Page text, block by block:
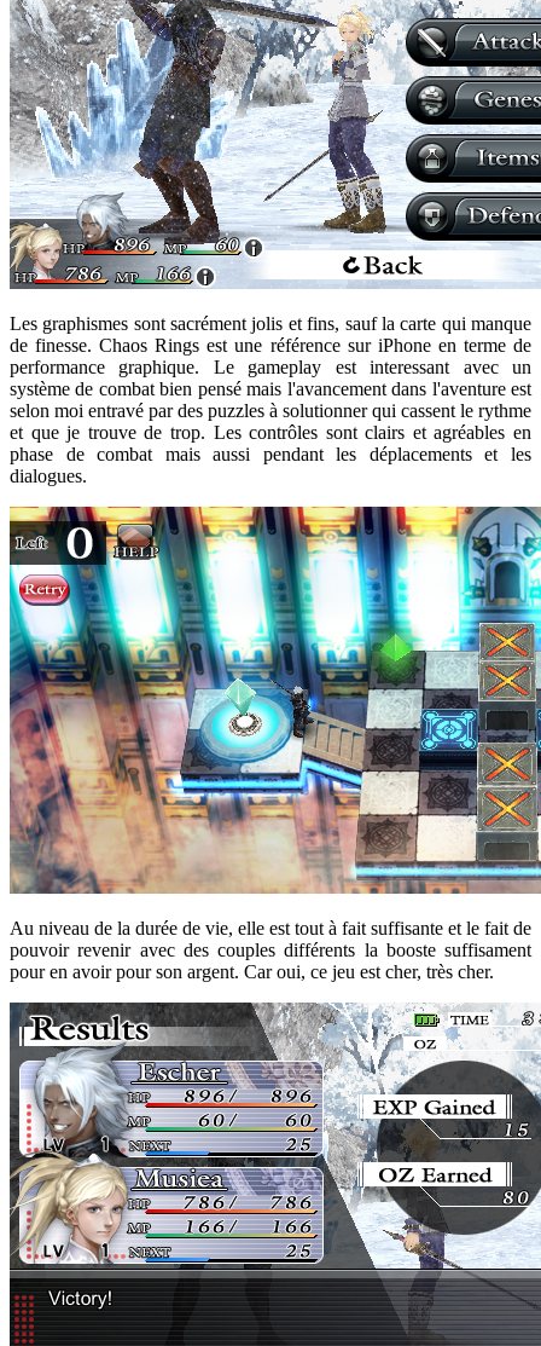
Les graphismes sont sacrément jolis et fins, sauf la carte qui manque
de finesse. Chaos Rings est une référence sur iPhone en terme de
performance graphique. Le gameplay est interessant avec un
système de combat bien pensé mais l'avancement dans l'aventure est
selon moi entravé par des puzzles à solutionner qui cassent le rythme
et que je trouve de trop. Les contrôles sont clairs et agréables en
phase de combat mais aussi pendant les déplacements et les
dialogues.
Au niveau de la durée de vie, elle est tout à fait suffisante et le fait de
pouvoir revenir avec des couples différents la booste suffisament
pour en avoir pour son argent. Car oui, ce jeu est cher, très cher.